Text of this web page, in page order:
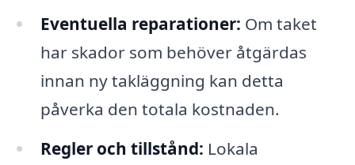
Eventuella reparationer: Om taket
har skador som behöver åtgärdas
innan ny takläggning kan detta
påverka den totala kostnaden.
Regler och tillstånd: Lokala